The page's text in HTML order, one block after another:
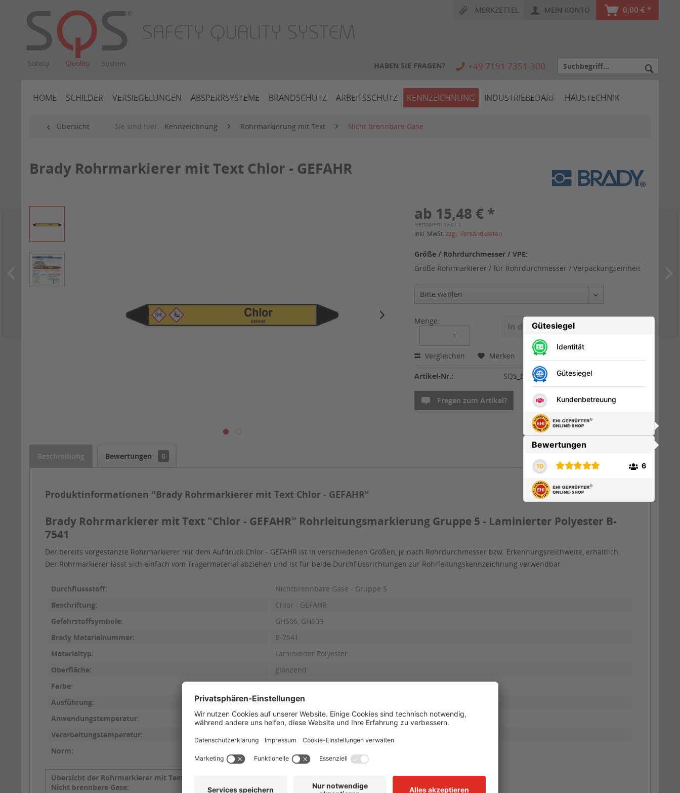
MERKZETTEL MEIN KONTO 0,00 € *
HABEN SIE FRAGEN? +49 7191 7351-300
HOME SCHILDER VERSIEGELUNGEN ABSPERRSYSTEME BRANDSCHUTZ ARBEITSSCHUTZ KENNZEICHNUNG INDUSTRIEBEDARF HAUSTECHNIK
Übersicht Sie sind hier: Kennzeichnung Rohrmarkierung mit Text Nicht brennbare Gase
Brady Rohrmarkierer mit Text Chlor - GEFAHR
ab 15,48 € *
Nettopreis: 13,01 €
inkl. MwSt.zzgl. Versandkosten
Größe / Rohrdurchmesser / VPE:
Größe Rohrmarkierer / für Rohrdurchmesser / Verpackungseinheit
Menge:
In denWarenkorb
Vergleichen Merken Bewerten
Artikel-Nr.: SQS_BRN018192
Fragen zum Artikel? Drucken
Beschreibung Bewertungen 0
Produktinformationen "Brady Rohrmarkierer mit Text Chlor - GEFAHR"
Brady Rohrmarkierer mit Text "Chlor - GEFAHR" Rohrleitungsmarkierung Gruppe 5 - Laminierter Polyester B-
7541
Der bereits vorgestanzte Rohrmarkierer mit dem Aufdruck Chlor - GEFAHR ist in verschiedenen Größen, je nach Rohrdurchmesser bzw. Erkennungsreichweite, erhältlich.
Der Rohrmarkierer lässt sich einfach vom Trägermaterial abziehen und ist für beide Durchflussrichtungen zur Rohrleitungskennzeichnung verwendbar
Durchflussstoff:
Nichtbrennbare Gase - Gruppe 5
Beschriftung:
Chlor - GEFAHR
Gefahrstoffsymbole:
GHS06, GHS09
Brady Materialnummer:
B-7541
Materialtyp:
Laminierter Polyester
Oberfläche:
glänzend
Farbe:
Ausführung:
selbstklebend, vorgestanzt auf Trägermaterial
Anwendungstemperatur:
-40 °C bis +110 °C
Verarbeitungstemperatur:
Norm:
Übersicht der Rohrmarkierer mit Text
Nicht brennbare Gase: